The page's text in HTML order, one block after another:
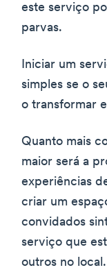
este serviço
parvas.
Iniciar um
simples se o
o transformar
Quanto mais
maior será a
experiências
criar um
convidados
serviço que
outros no